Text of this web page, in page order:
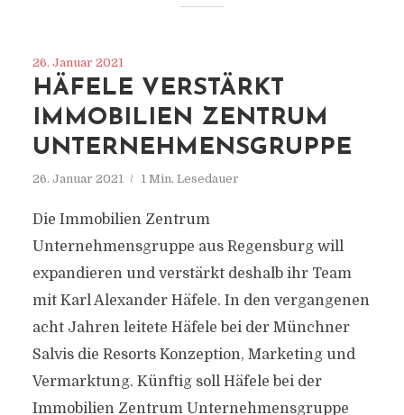
26. Januar 2021
HÄFELE VERSTÄRKT
IMMOBILIEN ZENTRUM
UNTERNEHMENSGRUPPE
26. Januar 2021 1 Min. Lesedauer
Die Immobilien Zentrum
Unternehmensgruppe aus Regensburg will
expandieren und verstärkt deshalb ihr Team
mit Karl Alexander Häfele. In den vergangenen
acht Jahren leitete Häfele bei der Münchner
Salvis die Resorts Konzeption, Marketing und
Vermarktung. Künftig soll Häfele bei der
Immobilien Zentrum Unternehmensgruppe